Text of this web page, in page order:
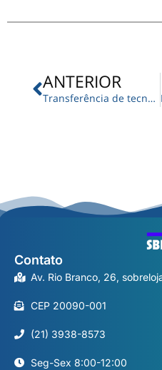
Anterior
ANTERIOR
Transferência de tecnologias em saúde une universidade e mercado
Contato
Av. Rio Branco, 26,
CEP 20090-001
(21) 3938-8573
Seg-Sex 8:00-12:00